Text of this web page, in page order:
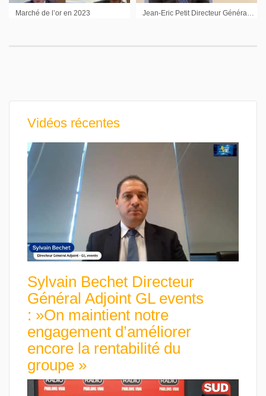
Marché de l’or en 2023
Vidéos récentes
Sylvain Bechet Directeur
Général Adjoint GL events
: »On maintient notre
engagement d’améliorer
encore la rentabilité du
groupe »